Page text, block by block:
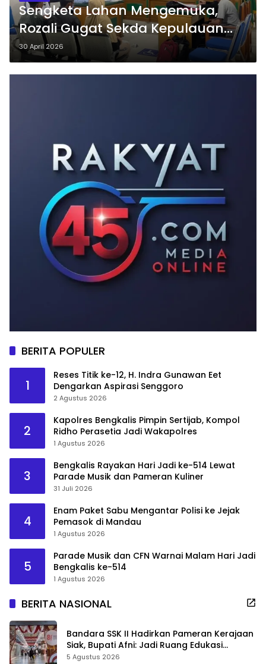
Sengketa Lahan Mengemuka,
Rozali Gugat Sekda Kepulauan
Meranti di PN Bengkalis
30 April 2026
BERITA POPULER
1
Reses Titik ke-12, H. Indra Gunawan Eet
Dengarkan Aspirasi Senggoro
2 Agustus 2026
2
Kapolres Bengkalis Pimpin Sertijab, Kompol
Ridho Perasetia Jadi Wakapolres
1 Agustus 2026
3
Bengkalis Rayakan Hari Jadi ke-514 Lewat
Parade Musik dan Pameran Kuliner
31 Juli 2026
4
Enam Paket Sabu Mengantar Polisi ke Jejak
Pemasok di Mandau
1 Agustus 2026
5
Parade Musik dan CFN Warnai Malam Hari Jadi
Bengkalis ke-514
1 Agustus 2026
BERITA NASIONAL
Bandara SSK II Hadirkan Pameran Kerajaan
Siak, Bupati Afni: Jadi Ruang Edukasi
Sejarah Riau
5 Agustus 2026